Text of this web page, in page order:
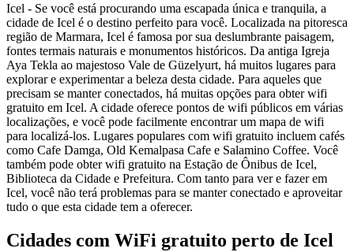
Icel - Se você está procurando uma escapada única e tranquila, a
cidade de Icel é o destino perfeito para você. Localizada na pitoresca
região de Marmara, Icel é famosa por sua deslumbrante paisagem,
fontes termais naturais e monumentos históricos. Da antiga Igreja
Aya Tekla ao majestoso Vale de Güzelyurt, há muitos lugares para
explorar e experimentar a beleza desta cidade. Para aqueles que
precisam se manter conectados, há muitas opções para obter wifi
gratuito em Icel. A cidade oferece pontos de wifi públicos em várias
localizações, e você pode facilmente encontrar um mapa de wifi
para localizá-los. Lugares populares com wifi gratuito incluem cafés
como Cafe Damga, Old Kemalpasa Cafe e Salamino Coffee. Você
também pode obter wifi gratuito na Estação de Ônibus de Icel,
Biblioteca da Cidade e Prefeitura. Com tanto para ver e fazer em
Icel, você não terá problemas para se manter conectado e aproveitar
tudo o que esta cidade tem a oferecer.
Cidades com WiFi gratuito perto de Icel